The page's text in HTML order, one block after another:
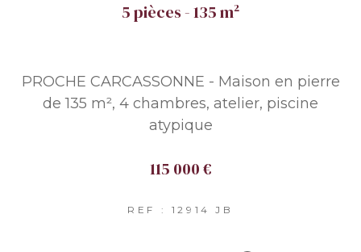
5 pièces - 135 m²
PROCHE CARCASSONNE - Maison en pierre
de 135 m², 4 chambres, atelier, piscine
atypique
115 000 €
REF : 12914 JB